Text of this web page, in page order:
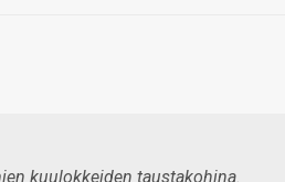
kuulokkeiden taustakohina.